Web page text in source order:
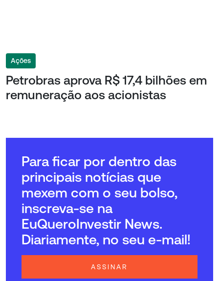
Ações
Petrobras aprova R$ 17,4 bilhões em
remuneração aos acionistas
Para ficar por dentro das
principais notícias que
mexem com o seu bolso,
inscreva-se na
EuQueroInvestir News.
Diariamente, no seu e-mail!
ASSINAR